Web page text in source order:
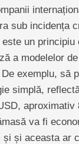
sub incidența
un principiu
a modelelor
exemplu, să
simplă,
va fi
și aceasta ar